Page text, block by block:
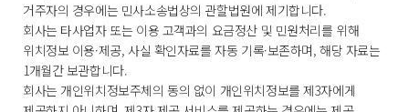
거주자의 경우에는 민사소송법상의 관할법원에 제기합니다.
회사는 타사업자 또는 이용 고객과의 요금정산 및 민원처리를 위해
위치정보 이용·제공, 사실 확인자료를 자동 기록·보존하며, 해당 자료는
1개월간 보관합니다.
회사는 개인위치정보주체의 동의 없이 개인위치정보를 제3자에게